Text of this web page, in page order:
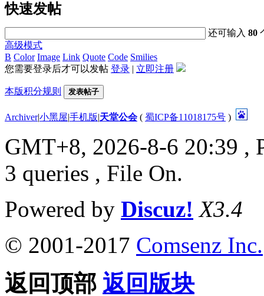
快速发帖
还可输入80
高级模式
B Color Image Link Quote Code Smilies
您需要登录后才可以发帖 登录 | 立即注册
本版积分规则 发表帖子
Archiver|小黑屋|手机版|天堂公会( 蜀ICP备11018175号 )
GMT+8, 2026-8-6 20:39 ,
3 queries , File On.
Powered by Discuz! X3.4
© 2001-2017 Comsenz Inc.
返回顶部 返回版块